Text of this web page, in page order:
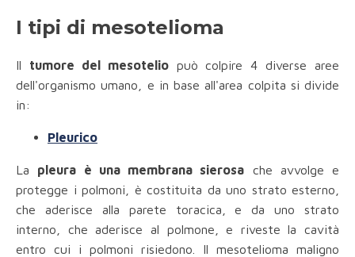
I tipi di mesotelioma
Il tumore del mesoteliopuò colpire 4 diverse aree
dell'organismo umano, e in base all'area colpita si divide
in:
Pleurico
La pleura è una membrana sierosa che avvolge e
protegge i polmoni, è costituita da uno strato esterno,
che aderisce alla parete toracica, e da uno strato
interno, che aderisce al polmone, e riveste la cavità
entro cui i polmoni risiedono. Il mesotelioma maligno